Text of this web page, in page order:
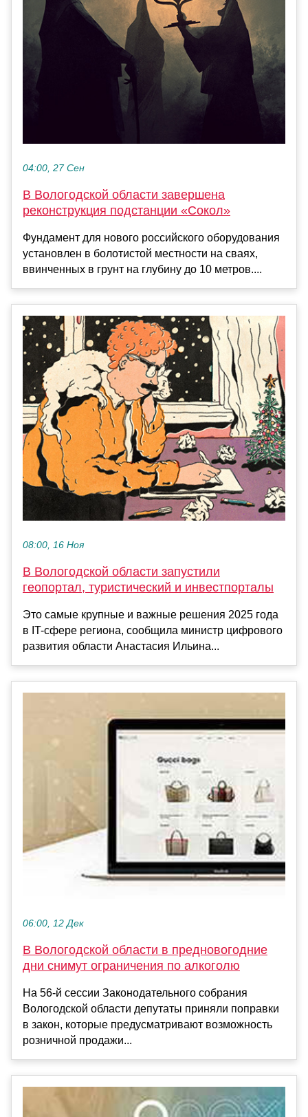
04:00, 27 Сен
В Вологодской области завершена
реконструкция подстанции «Сокол»
Фундамент для нового российского оборудования
установлен в болотистой местности на сваях,
ввинченных в грунт на глубину до 10 метров....
08:00, 16 Ноя
В Вологодской области запустили
геопортал, туристический и инвестпорталы
Это самые крупные и важные решения 2025 года
в IT-сфере региона, сообщила министр цифрового
развития области Анастасия Ильина...
06:00, 12 Дек
В Вологодской области в предновогодние
дни снимут ограничения по алкоголю
На 56-й сессии Законодательного собрания
Вологодской области депутаты приняли поправки
в закон, которые предусматривают возможность
розничной продажи...